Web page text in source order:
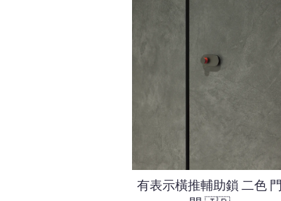
有表示橫推輔助鎖 二色 門